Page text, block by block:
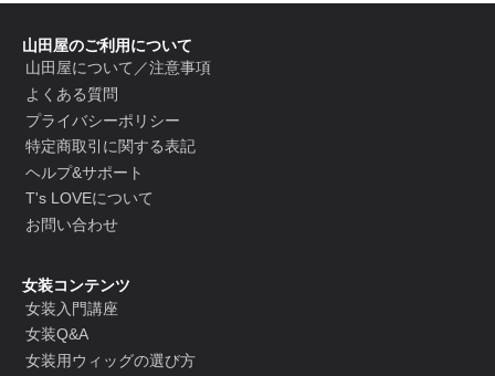
山田屋のご利用について
山田屋について／注意事項
よくある質問
プライバシーポリシー
特定商取引に関する表記
ヘルプ&サポート
T's LOVEについて
お問い合わせ
女装コンテンツ
女装入門講座
女装Q&A
女装用ウィッグの選び方